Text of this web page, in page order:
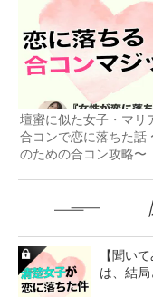
壇蜜に似た女子・マリ
合コンで恋に落ちた話
のための合コン攻略〜
【聞い
は、結